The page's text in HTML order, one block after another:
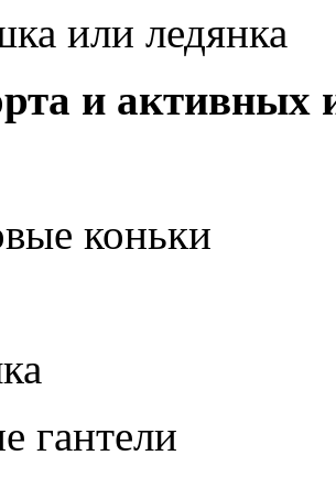
или ледянка
и активных
коньки
гантели